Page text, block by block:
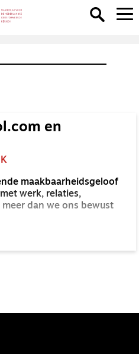
en
maakbaarheidsgeloof
werk, relaties,
dan we ons bewust